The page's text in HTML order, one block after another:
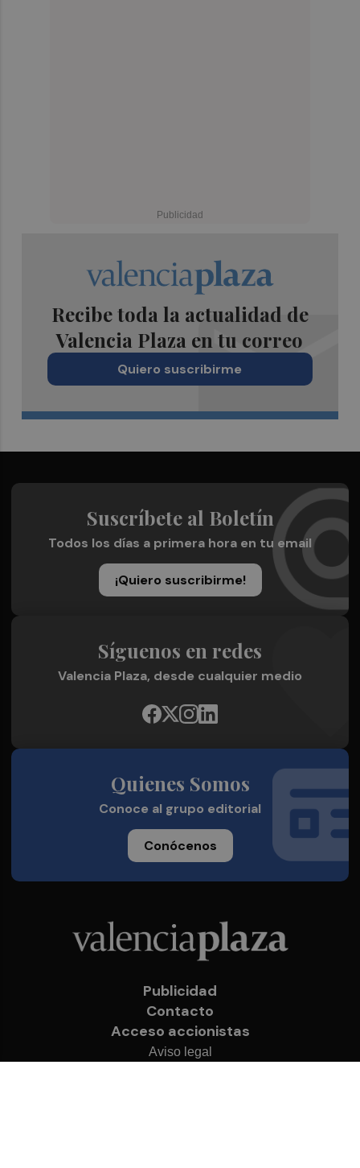
Recibe toda la actualidad de
Valencia Plaza en tu correo
Quiero suscribirme
Suscríbete al Boletín
Todos los días a primera hora en tu email
¡Quiero suscribirme!
Síguenos en redes
Valencia Plaza, desde cualquier medio
Quienes Somos
Conoce al grupo editorial
Conócenos
Publicidad
Contacto
Acceso accionistas
Aviso legal